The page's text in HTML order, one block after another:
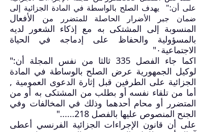
على أن:" يهدف الصلح بالواسطة في المادة الجزائية إلى
ضمان جبر الأضرار الحاصلة للمتضرر من الأفعال
المنسوبة إلى المشتكى به مع إذكاء الشعور لديه
بالمسؤولية والحفاظ على إدماجه في الحياة
الاجتماعية ٠"
اكما جاء الفصل 335ثالثا من نفس المجلة أن:"
لوكيل الجمهورية عرض الصلح بالوساطة في المادة
الجزائية على الطرفين قبل إثارة الدعوى العمومية ,
أما من تلقاء نفسه أو بطلب من المشتكى به أو من
المتضرر أو محام أحدهما وذلك في المخالفات وفي
الجنح المنصوص عليها بالفصل218
......"
على أن قانون الإجراءات الجزائية الفرنسي أعطى